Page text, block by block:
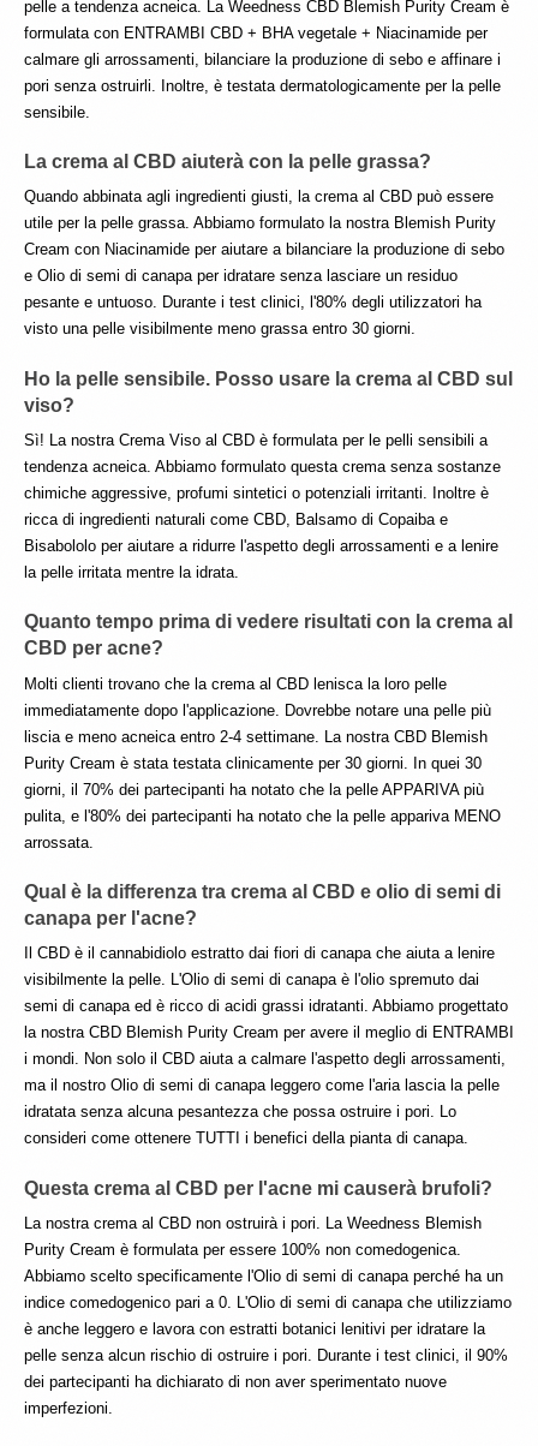
pelle a tendenza acneica. La Weedness CBD Blemish Purity Cream è
formulata con ENTRAMBI CBD + BHA vegetale + Niacinamide per
calmare gli arrossamenti, bilanciare la produzione di sebo e affinare i
pori senza ostruirli. Inoltre, è testata dermatologicamente per la pelle
sensibile.
La crema al CBD aiuterà con la pelle grassa?
Quando abbinata agli ingredienti giusti, la crema al CBD può essere
utile per la pelle grassa. Abbiamo formulato la nostra Blemish Purity
Cream con Niacinamide per aiutare a bilanciare la produzione di sebo
e Olio di semi di canapa per idratare senza lasciare un residuo
pesante e untuoso. Durante i test clinici, l'80% degli utilizzatori ha
visto una pelle visibilmente meno grassa entro 30 giorni.
Ho la pelle sensibile. Posso usare la crema al CBD sul
viso?
Sì! La nostra Crema Viso al CBD è formulata per le pelli sensibili a
tendenza acneica. Abbiamo formulato questa crema senza sostanze
chimiche aggressive, profumi sintetici o potenziali irritanti. Inoltre è
ricca di ingredienti naturali come CBD, Balsamo di Copaiba e
Bisabololo per aiutare a ridurre l'aspetto degli arrossamenti e a lenire
la pelle irritata mentre la idrata.
Quanto tempo prima di vedere risultati con la crema al
CBD per acne?
Molti clienti trovano che la crema al CBD lenisca la loro pelle
immediatamente dopo l'applicazione. Dovrebbe notare una pelle più
liscia e meno acneica entro 2-4 settimane. La nostra CBD Blemish
Purity Cream è stata testata clinicamente per 30 giorni. In quei 30
giorni, il 70% dei partecipanti ha notato che la pelle APPARIVA più
pulita, e l'80% dei partecipanti ha notato che la pelle appariva MENO
arrossata.
Qual è la differenza tra crema al CBD e olio di semi di
canapa per l'acne?
Il CBD è il cannabidiolo estratto dai fiori di canapa che aiuta a lenire
visibilmente la pelle. L'Olio di semi di canapa è l'olio spremuto dai
semi di canapa ed è ricco di acidi grassi idratanti. Abbiamo progettato
la nostra CBD Blemish Purity Cream per avere il meglio di ENTRAMBI
i mondi. Non solo il CBD aiuta a calmare l'aspetto degli arrossamenti,
ma il nostro Olio di semi di canapa leggero come l'aria lascia la pelle
idratata senza alcuna pesantezza che possa ostruire i pori. Lo
consideri come ottenere TUTTI i benefici della pianta di canapa.
Questa crema al CBD per l'acne mi causerà brufoli?
La nostra crema al CBD non ostruirà i pori. La Weedness Blemish
Purity Cream è formulata per essere 100% non comedogenica.
Abbiamo scelto specificamente l'Olio di semi di canapa perché ha un
indice comedogenico pari a 0. L'Olio di semi di canapa che utilizziamo
è anche leggero e lavora con estratti botanici lenitivi per idratare la
pelle senza alcun rischio di ostruire i pori. Durante i test clinici, il 90%
dei partecipanti ha dichiarato di non aver sperimentato nuove
imperfezioni.